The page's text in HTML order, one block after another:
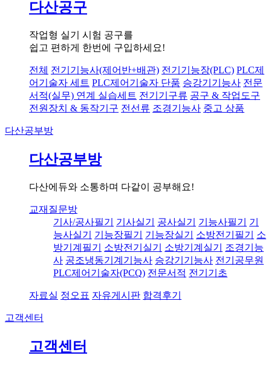
다산공구
작업형 실기 시험 공구를
쉽고 편하게 한번에 구입하세요!
전체 전기기능사(제어반+배관) 전기기능장(PLC) PLC제
어기술자 세트 PLC제어기술자 단품 승강기기능사 전문
서적(실무) 연계 실습세트 전기기구류 공구 & 작업도구
전원장치 & 동작기구 전선류 조경기능사 중고 상품
다산공부방
다산공부방
다산에듀와 소통하며 다같이 공부해요!
교재질문방
기사/공사필기
기사실기 공사실기 기능사필기
기
능사실기
기능장필기 기능장실기 소방전기필기
소
방기계필기
소방전기실기 소방기계실기
조경기능
사 공조냉동기계기능사 승강기기능사 전기공무원
PLC제어기술자(PCQ) 전문서적 전기기초
자료실 정오표 자유게시판 합격후기
고객센터
고객센터